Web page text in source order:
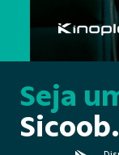
Seja
Sicoob.